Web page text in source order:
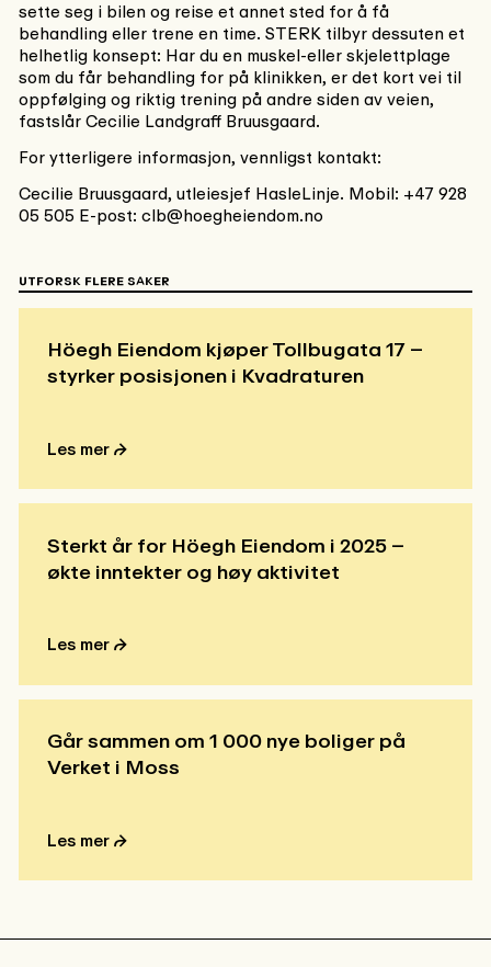
sette seg i bilen og reise et annet sted for å få
behandling eller trene en time. STERK tilbyr dessuten et
helhetlig konsept: Har du en muskel-eller skjelettplage
som du får behandling for på klinikken, er det kort vei til
oppfølging og riktig trening på andre siden av veien,
fastslår Cecilie Landgraff Bruusgaard.
For ytterligere informasjon, vennligst kontakt:
Cecilie Bruusgaard, utleiesjef HasleLinje. Mobil: +47 928
05 505 E-post: clb@hoegheiendom.no
UTFORSK FLERE SAKER
Höegh Eiendom kjøper Tollbugata 17 –
styrker posisjonen i Kvadraturen
Les mer ⮫
Sterkt år for Höegh Eiendom i 2025 –
økte inntekter og høy aktivitet
Les mer ⮫
Går sammen om 1 000 nye boliger på
Verket i Moss
Les mer ⮫